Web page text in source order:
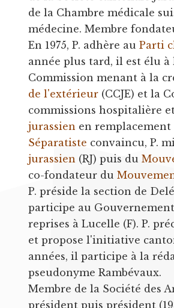
de la Chambre médicale
médecine. Membre
En 1975, P. adhère auParti
année plus tard, il est élu à
Commission menant à la
de l'extérieur (CCJE) et la
commissions hospitalière
jurassien en remplacement
Séparatiste convaincu, P.
jurassien (RJ) puis du
co-fondateur du
P. préside la section de
participe au
reprises à Lucelle (F). P.
et propose l'initiative
années, il participe à la
pseudonyme Rambévaux.
Membre de la Société des
président puis président